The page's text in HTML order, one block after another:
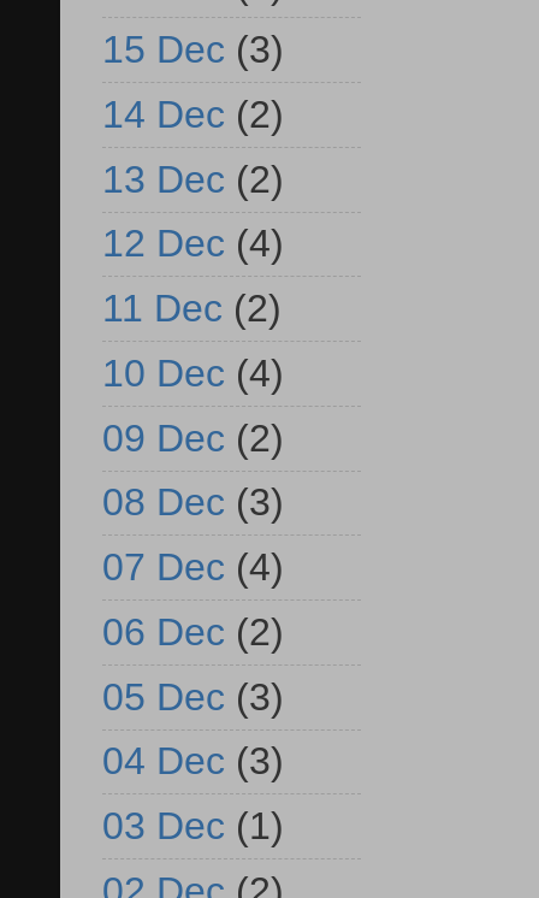
15 Dec (3)
14 Dec (2)
13 Dec (2)
12 Dec (4)
11 Dec (2)
10 Dec (4)
09 Dec (2)
08 Dec (3)
07 Dec (4)
06 Dec (2)
05 Dec (3)
04 Dec (3)
03 Dec (1)